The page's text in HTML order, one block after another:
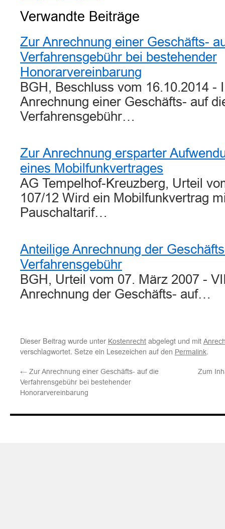
Verwandte Beiträge
Zur Anrechnung einer Geschäfts-
Verfahrensgebühr bei bestehender
Honorarvereinbarung
BGH, Beschluss vom 16.10.2014 -
Anrechnung einer Geschäfts- auf
Verfahrensgebühr…
Zur Anrechnung ersparter
eines Mobilfunkvertrages
AG Tempelhof-Kreuzberg, Urteil
107/12 Wird ein Mobilfunkvertrag
Pauschaltarif…
Anteilige Anrechnung der
Verfahrensgebühr
BGH, Urteil vom 07. März 2007 -
Anrechnung der Geschäfts- auf…
Dieser Beitrag wurde unter Kostenrecht abgelegt und mit
verschlagwortet. Setze ein Lesezeichen auf den Permalink.
← Zur Anrechnung einer Geschäfts- auf die
Verfahrensgebühr bei bestehender
Honorarvereinbarung
Zum